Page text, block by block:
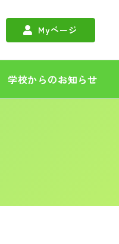
Myページ
学校からのお知らせ